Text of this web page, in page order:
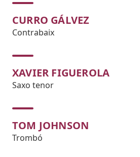
CURRO GÁLVEZ
Contrabaix
XAVIER FIGUEROLA
Saxo tenor
TOM JOHNSON
Trombó